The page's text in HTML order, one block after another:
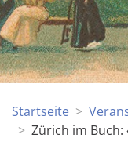
Startseite
Zürich im Buch: